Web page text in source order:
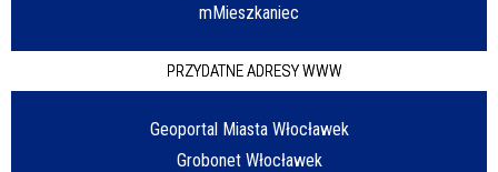
mMieszkaniec
PRZYDATNE ADRESY WWW
Geoportal Miasta Włocławek
Grobonet Włocławek